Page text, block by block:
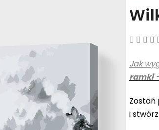
Jak
ramki
Zostań
i